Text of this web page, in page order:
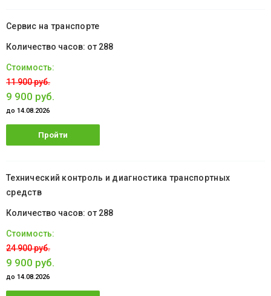
Сервис на транспорте
от 288
11 900 руб.
9 900 руб.
до 14.08.2026
Пройти
Технический контроль и диагностика транспортных
средств
от 288
24 900 руб.
9 900 руб.
до 14.08.2026